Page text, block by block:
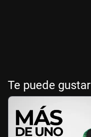
Te puede gustar